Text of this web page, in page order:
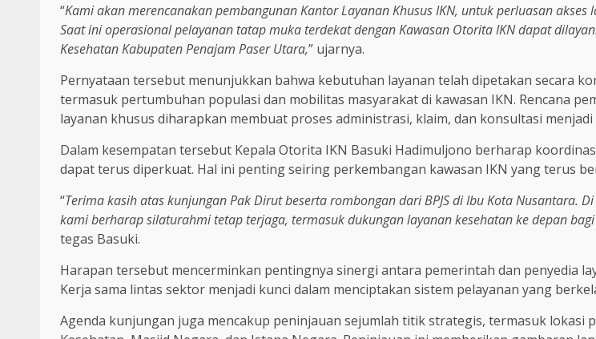
“Kami akan merencanakan pembangunan Kantor Layanan Khusus IKN, untuk perluasan akses
Saat ini operasional pelayanan tatap muka terdekat dengan Kawasan Otorita IKN dapat
Kesehatan Kabupaten Penajam Paser Utara,” ujarnya.
Pernyataan tersebut menunjukkan bahwa kebutuhan layanan telah dipetakan secara
termasuk pertumbuhan populasi dan mobilitas masyarakat di kawasan IKN. Rencana
layanan khusus diharapkan membuat proses administrasi, klaim, dan konsultasi menjadi
Dalam kesempatan tersebut Kepala Otorita IKN Basuki Hadimuljono berharap
dapat terus diperkuat. Hal ini penting seiring perkembangan kawasan IKN yang terus
“Terima kasih atas kunjungan Pak Dirut beserta rombongan dari BPJS di Ibu Kota Nusantara. Di
kami berharap silaturahmi tetap terjaga, termasuk dukungan layanan kesehatan ke depan
tegas Basuki.
Harapan tersebut mencerminkan pentingnya sinergi antara pemerintah dan penyedia
Kerja sama lintas sektor menjadi kunci dalam menciptakan sistem pelayanan yang
Agenda kunjungan juga mencakup peninjauan sejumlah titik strategis, termasuk lokasi